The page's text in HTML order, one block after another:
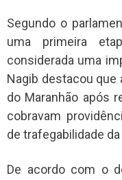
Segundo o
uma primeira
considerada uma
Nagib destacou que
do Maranhão após
cobravam
de trafegabilidade
De acordo com o